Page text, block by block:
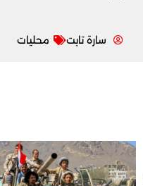
سارة تابت محليات